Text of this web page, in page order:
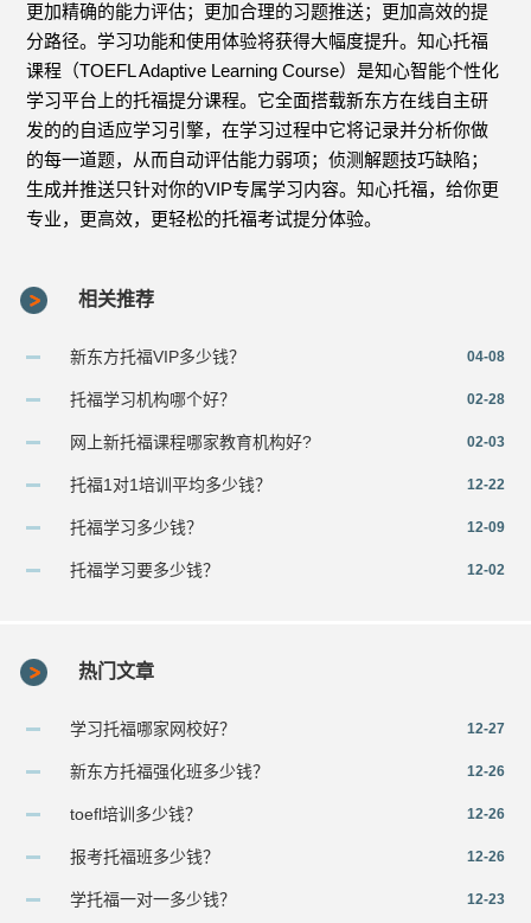
更加精确的能力评估；更加合理的习题推送；更加高效的提
分路径。学习功能和使用体验将获得大幅度提升。知心托福
课程（TOEFL Adaptive Learning Course）是知心智能个性化
学习平台上的托福提分课程。它全面搭载新东方在线自主研
发的的自适应学习引擎，在学习过程中它将记录并分析你做
的每一道题，从而自动评估能力弱项；侦测解题技巧缺陷；
生成并推送只针对你的VIP专属学习内容。知心托福，给你更
专业，更高效，更轻松的托福考试提分体验。
相关推荐
新东方托福VIP多少钱？ 04-08
托福学习机构哪个好？ 02-28
网上新托福课程哪家教育机构好? 02-03
托福1对1培训平均多少钱？ 12-22
托福学习多少钱？ 12-09
托福学习要多少钱？ 12-02
热门文章
学习托福哪家网校好？ 12-27
新东方托福强化班多少钱？ 12-26
toefl培训多少钱？ 12-26
报考托福班多少钱？ 12-26
学托福一对一多少钱？ 12-23